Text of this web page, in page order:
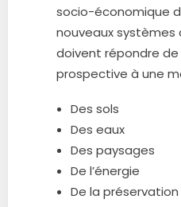
socio-économique
nouveaux systèmes
doivent répondre
prospective à une
Des sols
Des eaux
Des paysages
De l’énergie
De la